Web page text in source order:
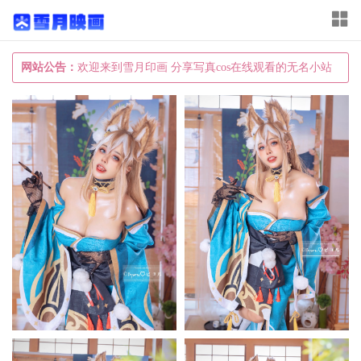
网站公告： 欢迎来到雪月印画 分享写真cos在线观看的无名小站
T
o
g
g
l
e
n
v
i
g
a
t
i